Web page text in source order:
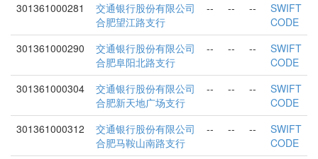
301361000281
交通银行股份有限公司
合肥望江路支行
-- -- --
SWIFT
CODE
301361000290
交通银行股份有限公司
合肥阜阳北路支行
-- -- --
SWIFT
CODE
301361000304
交通银行股份有限公司
合肥新天地广场支行
-- -- --
SWIFT
CODE
301361000312
交通银行股份有限公司
合肥马鞍山南路支行
-- -- --
SWIFT
CODE